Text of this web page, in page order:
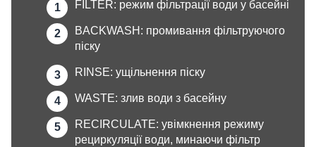
FILTER: режим фільтрації води у басейні
BACKWASH: промивання фільтруючого
піску
RINSE: ущільнення піску
WASTE: злив води з басейну
RECIRCULATE: увімкнення режиму
рециркуляції води, минаючи фільтр